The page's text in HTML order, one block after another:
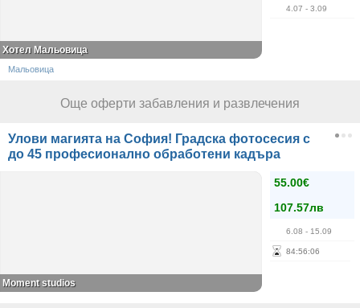
4.07 - 3.09
Хотел Мальовица
Мальовица
Още оферти забавления и развлечения
Улови магията на София! Градска фотосесия с
до 45 професионално обработени кадъра
55.00€
107.57лв
6.08 - 15.09
84:56:06
Moment studios